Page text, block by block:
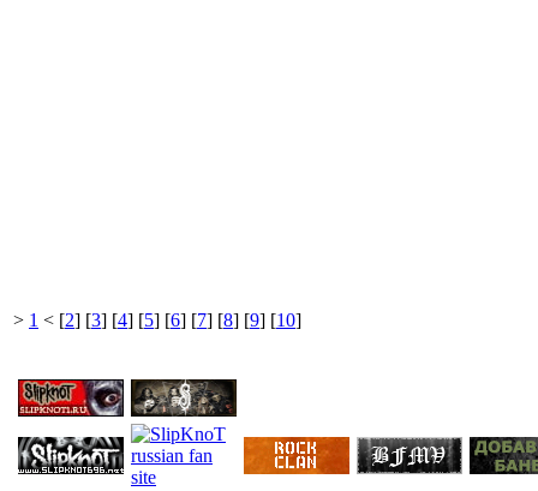
> 1 < [2] [3] [4] [5] [6] [7] [8] [9] [10]